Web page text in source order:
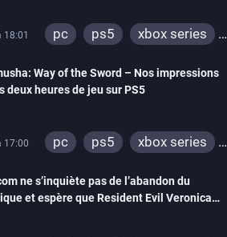
18:01 pc ps5
xbox series
Way of the Sword – Nos impressions
deux heures de jeu sur PS5
17:00 pc ps5
xbox series
ne s’inquiète pas de l’abandon du
et espère que Resident Evil Veronica